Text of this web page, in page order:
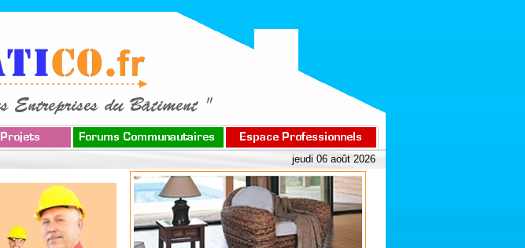
jeudi 06 août 2026